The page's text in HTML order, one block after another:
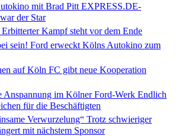
mit Brad Pitt EXPRESS.DE-
der Star
Erbitterter Kampf steht vor dem Ende
sein! Ford erweckt Kölns Autokino zum
auf Köln FC gibt neue Kooperation
Anspannung im Kölner Ford-Werk Endlich
für die Beschäftigten
Verwurzelung“ Trotz schwieriger
mit nächstem Sponsor